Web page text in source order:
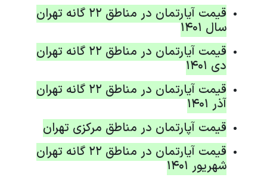
قیمت آپارتمان در مناطق 22 گانه تهران
سال 1401
قیمت آپارتمان در مناطق 22 گانه تهران
دی 1401
قیمت آپارتمان در مناطق 22 گانه تهران
آذر 1401
قیمت آپارتمان در مناطق مرکزی تهران
قیمت آپارتمان در مناطق 22 گانه تهران
شهریور 1401